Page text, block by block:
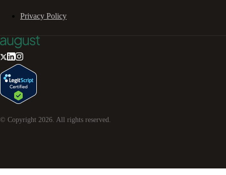
Privacy Policy
© Copyright 2026 . All rights reserved.